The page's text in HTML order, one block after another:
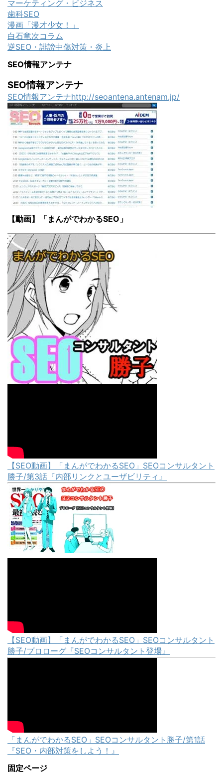
マーケティング・ビジネス
歯科SEO
漫画「漫才少女！」
白石竜次コラム
逆SEO・誹謗中傷対策・炎上
SEO情報アンテナ
SEO情報アンテナ
SEO情報アンテナhttp://seoantena.antenam.jp/
【動画】「まんがでわかるSEO」
【SEO動画】「まんがでわかるSEO」SEOコンサルタント
勝子/第3話『内部リンクとユーザビリティ』
【SEO動画】「まんがでわかるSEO」SEOコンサルタント
勝子/プロローグ『SEOコンサルタント登場』
「まんがでわかるSEO」SEOコンサルタント勝子/第1話
『SEO・内部対策をしよう！』
固定ページ